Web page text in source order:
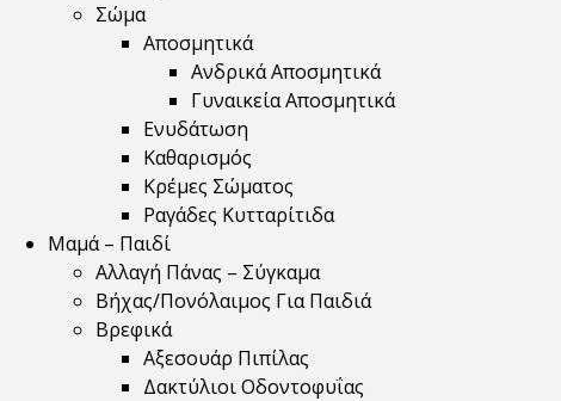
Σώμα
Αποσμητικά
Ανδρικά Αποσμητικά
Γυναικεία Αποσμητικά
Ενυδάτωση
Καθαρισμός
Κρέμες Σώματος
Ραγάδες Κυτταρίτιδα
Μαμά – Παιδί
Αλλαγή Πάνας – Σύγκαμα
Βήχας/Πονόλαιμος Για Παιδιά
Βρεφικά
Αξεσουάρ Πιπίλας
Δακτύλιοι Οδοντοφυΐας